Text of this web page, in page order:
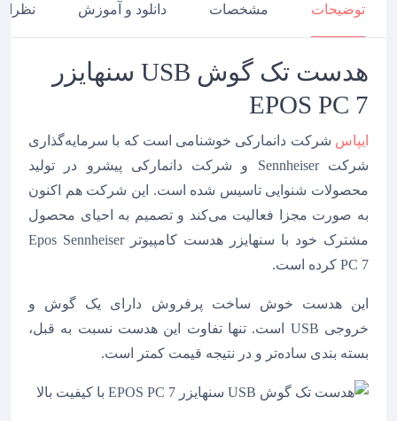
توضیحات مشخصات دانلود و آموزش
توضیحات
هدست تک گوش USB سنهایزر
EPOS PC 7
ایپاس شرکت دانمارکی خوشنامی است که با سرمایه‌گذاری
شرکت Sennheiser و شرکت دانمارکی پیشرو در تولید
محصولات شنوایی تاسیس شده است. این شرکت هم اکنون
به صورت مجزا فعالیت می‌کند و تصمیم به احیای محصول
مشترک خود با سنهایزر هدست کامپیوتر Epos Sennheiser
PC 7 کرده است.
این هدست خوش ساخت پرفروش دارای یک گوش و
خروجی USB است. تنها تفاوت این هدست نسبت به قبل،
بسته بندی ساده‌تر و در نتیجه قیمت کمتر است.